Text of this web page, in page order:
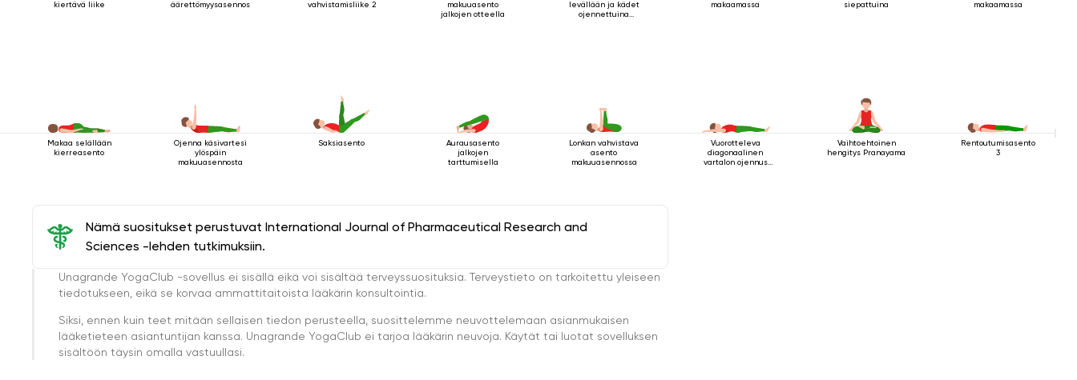
kiertävä liike
äärettömyysasennossa
vahvistamisliike 2
makuuasento
jalkojen otteella
levällään ja kädet
ojennettuina
makaamassa
siepattuina
makaamassa
Makaa selällään
kierreasento
Ojenna käsivartesi
ylöspäin
makuuasennosta
Saksiasento
Aurausasento
jalkojen
tarttumisella
Lonkan vahvistava
asento
makuuasennossa
Vuorotteleva
diagonaalinen
vartalon ojennus
Vaihtoehtoinen
hengitys Pranayama
Rentoutumisasento
3
Nämä suositukset perustuvat International Journal of Pharmaceutical Research and
Sciences -lehden tutkimuksiin.
Unagrande YogaClub -sovellus ei sisällä eikä voi sisältää terveyssuosituksia. Terveystieto on tarkoitettu yleiseen
tiedotukseen, eikä se korvaa ammattitaitoista lääkärin konsultointia.
Siksi, ennen kuin teet mitään sellaisen tiedon perusteella, suosittelemme neuvottelemaan asianmukaisen
lääketieteen asiantuntijan kanssa. Unagrande YogaClub ei tarjoa lääkärin neuvoja. Käytät tai luotat sovelluksen
sisältöön täysin omalla vastuullasi.